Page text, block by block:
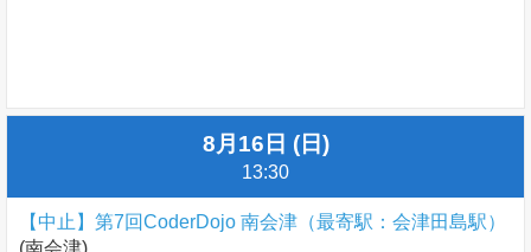
8月16日 (日)
13:30
【中止】第7回CoderDojo 南会津（最寄駅：会津田島駅）
(南会津)